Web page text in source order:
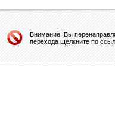
Внимание! Вы
перехода щелкните по